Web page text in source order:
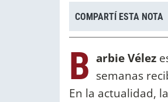
COMPARTÍ ESTA NOTA
B arbie Vélez
semanas
En la actualidad,